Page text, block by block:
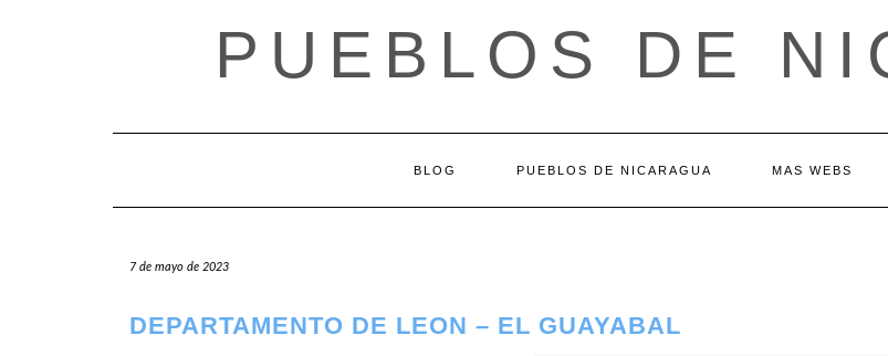
PUEBLOS DE
BLOG PUEBLOS DE NICARAGUA MAS WEBS
7 de mayo de 2023
DEPARTAMENTO DE LEON – EL GUAYABAL